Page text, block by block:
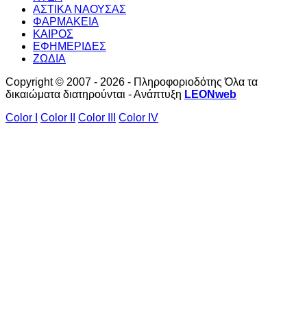
ΑΣΤΙΚΑ ΝΑΟΥΣΑΣ
ΦΑΡΜΑΚΕΙΑ
ΚΑΙΡΟΣ
ΕΦΗΜΕΡΙΔΕΣ
ΖΩΔΙΑ
Copyright © 2007 - 2026 - Πληροφοριοδότης Όλα τα
δικαιώματα διατηρούνται - Ανάπτυξη LEONweb
Color I
Color II Color III Color IV